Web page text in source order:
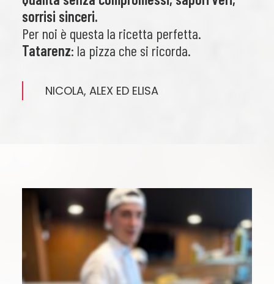
sorrisi sinceri.
Per noi è questa la ricetta perfetta.
Tatarenz: la pizza che si ricorda.
NICOLA, ALEX ED ELISA